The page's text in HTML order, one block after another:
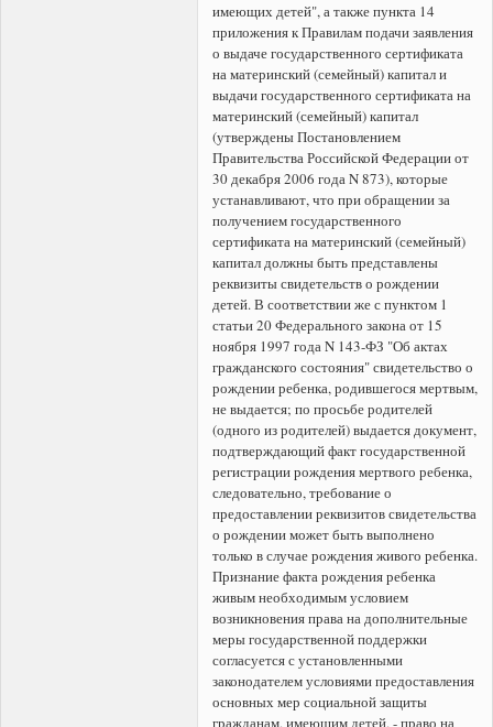
имеющих детей", а также пункта 14
приложения к Правилам подачи заявления
о выдаче государственного сертификата
на материнский (семейный) капитал и
выдачи государственного сертификата на
материнский (семейный) капитал
(утверждены Постановлением
Правительства Российской Федерации от
30 декабря 2006 года N 873), которые
устанавливают, что при обращении за
получением государственного
сертификата на материнский (семейный)
капитал должны быть представлены
реквизиты свидетельств о рождении
детей. В соответствии же с пунктом 1
статьи 20 Федерального закона от 15
ноября 1997 года N 143-ФЗ "Об актах
гражданского состояния" свидетельство о
рождении ребенка, родившегося мертвым,
не выдается; по просьбе родителей
(одного из родителей) выдается документ,
подтверждающий факт государственной
регистрации рождения мертвого ребенка,
следовательно, требование о
предоставлении реквизитов свидетельства
о рождении может быть выполнено
только в случае рождения живого ребенка.
Признание факта рождения ребенка
живым необходимым условием
возникновения права на дополнительные
меры государственной поддержки
согласуется с установленными
законодателем условиями предоставления
основных мер социальной защиты
гражданам, имеющим детей, - право на